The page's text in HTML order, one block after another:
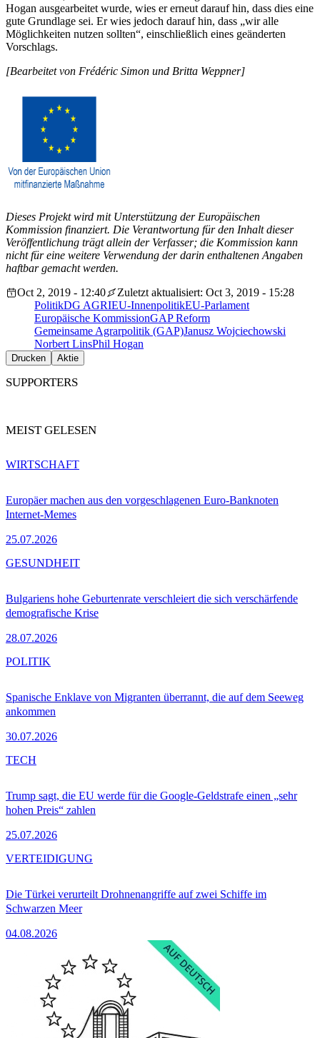
Hogan ausgearbeitet wurde, wies er erneut darauf hin, dass dies eine
gute Grundlage sei. Er wies jedoch darauf hin, dass „wir alle
Möglichkeiten nutzen sollten“, einschließlich eines geänderten
Vorschlags.
[Bearbeitet von Frédéric Simon und Britta Weppner]
Dieses Projekt wird mit Unterstützung der Europäischen
Kommission finanziert. Die Verantwortung für den Inhalt dieser
Veröffentlichung trägt allein der Verfasser; die Kommission kann
nicht für eine weitere Verwendung der darin enthaltenen Angaben
haftbar gemacht werden.
Oct 2, 2019 - 12:40
Zuletzt aktualisiert: Oct 3, 2019 - 15:28
PolitikDG AGRIEU-InnenpolitikEU-Parlament
Europäische KommissionGAP Reform
Gemeinsame Agrarpolitik (GAP)Janusz Wojciechowski
Norbert LinsPhil Hogan
Drucken Aktie
SUPPORTERS
MEIST GELESEN
Europäer machen aus den vorgeschlagenen Euro-Banknoten
Internet-Memes
25.07.2026
WIRTSCHAFT
Bulgariens hohe Geburtenrate verschleiert die sich verschärfende
demografische Krise
28.07.2026
GESUNDHEIT
Spanische Enklave von Migranten überrannt, die auf dem Seeweg
ankommen
30.07.2026
POLITIK
Trump sagt, die EU werde für die Google-Geldstrafe einen „sehr
hohen Preis“ zahlen
25.07.2026
TECH
Die Türkei verurteilt Drohnenangriffe auf zwei Schiffe im
Schwarzen Meer
04.08.2026
VERTEIDIGUNG